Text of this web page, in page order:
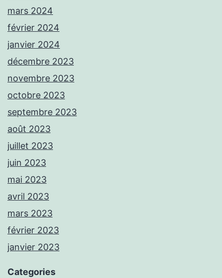
mars 2024
février 2024
janvier 2024
décembre 2023
novembre 2023
octobre 2023
septembre 2023
août 2023
juillet 2023
juin 2023
mai 2023
avril 2023
mars 2023
février 2023
janvier 2023
Categories